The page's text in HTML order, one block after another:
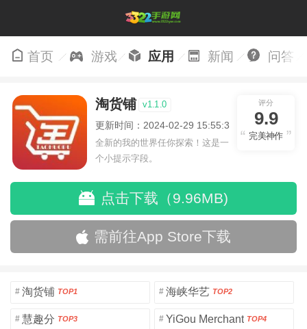
首页 游戏 应用 新闻 问答
淘货铺 v1.1.0
更新时间：2024-02-29 15:55:30
全新的我的世界任你探索！这是一
个小提示字段。
评分
9.9
完美神作
点击下载（9.96MB)
需前往App Store下载
# 淘货铺 TOP1 # 海峡华艺 TOP2
# 慧趣分 TOP3 # YiGou Merchant TOP4